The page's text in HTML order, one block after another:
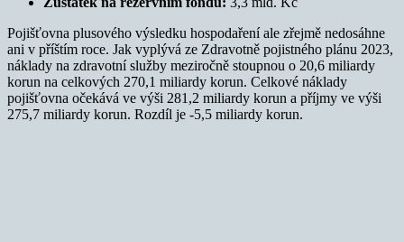
Pojišťovna plusového výsledku hospodaření ale zřejmě nedosáhne
ani v příštím roce. Jak vyplývá ze Zdravotně pojistného plánu 2023,
náklady na zdravotní služby meziročně stoupnou o 20,6 miliardy
korun na celkových 270,1 miliardy korun. Celkové náklady
pojišťovna očekává ve výši 281,2 miliardy korun a příjmy ve výši
275,7 miliardy korun. Rozdíl je -5,5 miliardy korun.